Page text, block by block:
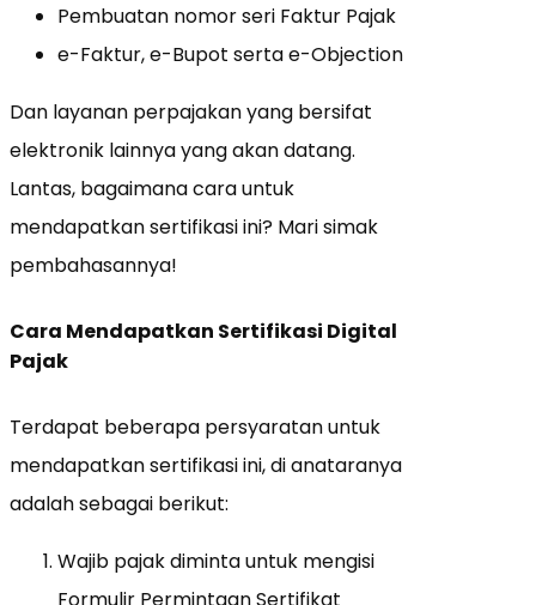
Pembuatan nomor seri Faktur Pajak
e-Faktur, e-Bupot serta e-Objection
Dan layanan perpajakan yang bersifat
elektronik lainnya yang akan datang.
Lantas, bagaimana cara untuk
mendapatkan sertifikasi ini? Mari simak
pembahasannya!
Cara Mendapatkan Sertifikasi Digital
Pajak
Terdapat beberapa persyaratan untuk
mendapatkan sertifikasi ini, di anataranya
adalah sebagai berikut:
Wajib pajak diminta untuk mengisi